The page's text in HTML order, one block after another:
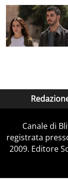
Canale di
registrata
2009. Editore